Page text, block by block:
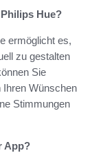
Hue?
ermöglicht es,
zu gestalten
Sie
Ihren Wünschen
Stimmungen
App?